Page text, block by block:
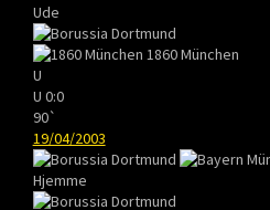
Ude
1860 München
U
U 0:0
90`
19/04/2003
Hjemme